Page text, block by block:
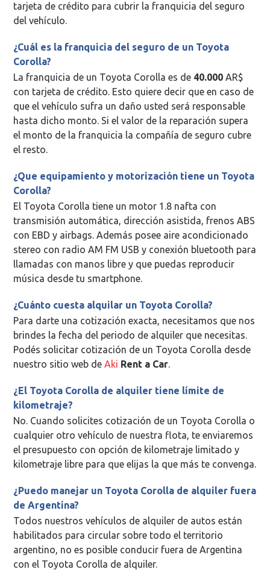
tarjeta de crédito para cubrir la franquicia del seguro
del vehículo.
¿Cuál es la franquicia del seguro de un Toyota
Corolla?
La franquicia de un Toyota Corolla es de 40.000 AR$
con tarjeta de crédito. Esto quiere decir que en caso de
que el vehículo sufra un daño usted será responsable
hasta dicho monto. Si el valor de la reparación supera
el monto de la franquicia la compañía de seguro cubre
el resto.
¿Que equipamiento y motorización tiene un Toyota
Corolla?
El Toyota Corolla tiene un motor 1.8 nafta con
transmisión automática, dirección asistida, frenos ABS
con EBD y airbags. Además posee aire acondicionado
stereo con radio AM FM USB y conexión bluetooth para
llamadas con manos libre y que puedas reproducir
música desde tu smartphone.
¿Cuánto cuesta alquilar un Toyota Corolla?
Para darte una cotización exacta, necesitamos que nos
brindes la fecha del periodo de alquiler que necesitas.
Podés solicitar cotización de un Toyota Corolla desde
nuestro sitio web deAki Rent a Car.
¿El Toyota Corolla de alquiler tiene límite de
kilometraje?
No. Cuando solicites cotización de un Toyota Corolla o
cualquier otro vehículo de nuestra flota, te enviaremos
el presupuesto con opción de kilometraje limitado y
kilometraje libre para que elijas la que más te convenga.
¿Puedo manejar un Toyota Corolla de alquiler fuera
de Argentina?
Todos nuestros vehículos de alquiler de autos están
habilitados para circular sobre todo el territorio
argentino, no es posible conducir fuera de Argentina
con el Toyota Corolla de alquiler.